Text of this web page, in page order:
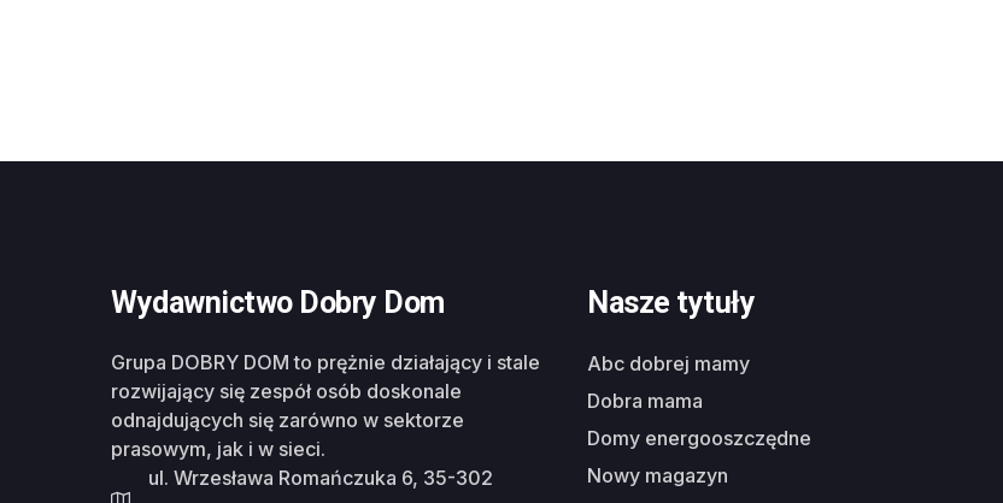
Wydawnictwo Dobry Dom
Grupa DOBRY DOM to prężnie działający i stale
rozwijający się zespół osób doskonale
odnajdujących się zarówno w sektorze
prasowym, jak i w sieci.
ul. Wrzesława Romańczuka 6, 35-302
Nasze tytuły
abc dobrej mamy
dobra mama
domy energooszczędne
nowy magazyn